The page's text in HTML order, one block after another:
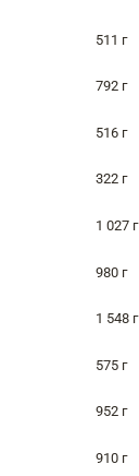
511 г
792 г
516 г
322 г
1 027 г
980 г
1 548 г
575 г
952 г
910 г